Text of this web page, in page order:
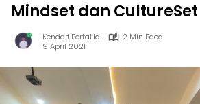
Mindset dan CultureSet
Kendari.portal.id
2 Min Baca
9 April 2021